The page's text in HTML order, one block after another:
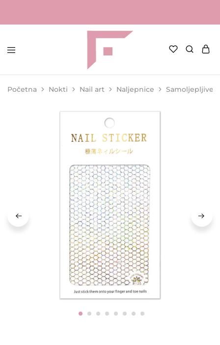
FAME
Profesionalna
za
kozmetičke
Početna Nokti Nail art Naljepnice Samoljepljive